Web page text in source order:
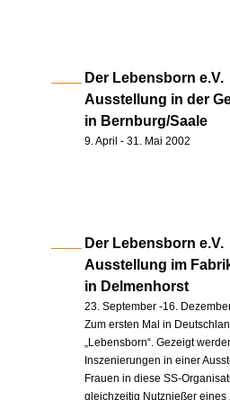
Der Lebensborn e.V.
Ausstellung in der
in Bernburg/Saale
9. April - 31. Mai 2002
Der Lebensborn e.V.
Ausstellung im
in Delmenhorst
23. September -16.
Zum ersten Mal in
„Lebensborn“. Gezeigt
Inszenierungen in einer
Frauen in diese SS-
gleichzeitig Nutznießer eines